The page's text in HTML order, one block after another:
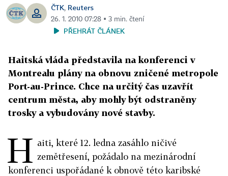
ČTK, Reuters
26. 1. 2010 07:28 ▪ 3 min. čtení
PŘEHRÁT ČLÁNEK
Haitská vláda představila na konferenci v
Montrealu plány na obnovu zničené metropole
Port-au-Prince. Chce na určitý čas uzavřít
centrum města, aby mohly být odstraněny
trosky a vybudovány nové stavby.
H aiti, které 12. ledna zasáhlo ničivé
zemětřesení, požádalo na mezinárodní
konferenci uspořádané k obnově této karibské